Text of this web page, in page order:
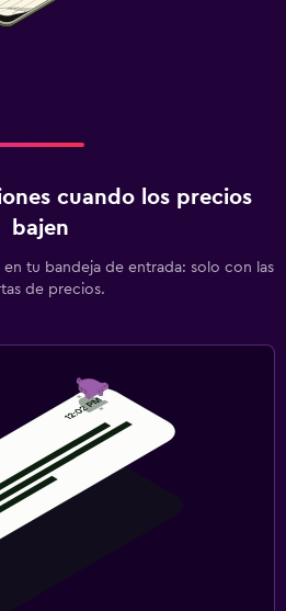
cuando los precios
bajen
tu bandeja de entrada: solo con las
de precios.